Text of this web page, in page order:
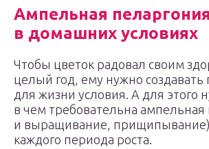
Ампельная
в домашних условиях
Чтобы цветок радовал своим
целый год, ему нужно
для жизни условия. А для этого
в чем требовательна ампельная
и выращивание,
каждого периода роста.